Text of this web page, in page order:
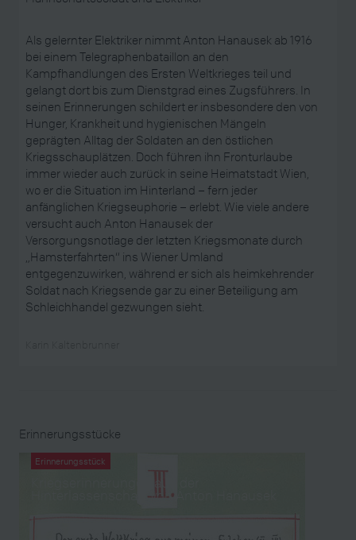
Als gelernter Elektriker nimmt Anton Hanausek ab 1916
bei einem Telegraphenbataillon an den
Kampfhandlungen des Ersten Weltkrieges teil und
gelangt dort bis zum Dienstgrad eines Zugsführers. In
seinen Erinnerungen schildert er insbesondere den von
Hunger, Krankheit und hygienischen Mängeln
geprägten Alltag der Soldaten an den östlichen
Kriegsschauplätzen. Doch führen ihn Fronturlaube
immer wieder auch zurück in seine Heimatstadt Wien,
wo er die Situation im Hinterland – fern jeder
anfänglichen Kriegseuphorie – erlebt. Wie viele andere
versucht auch Anton Hanausek der
Versorgungsnotlage der letzten Kriegsmonate durch
„Hamsterfahrten“ ins Wiener Umland
entgegenzuwirken, während er sich als heimkehrender
Soldat nach Kriegsende gar zu einer Beteiligung am
Schleichhandel gezwungen sieht.
Erinnerungsstücke
Erinnerungsstück
Kriegserinnerungen aus der
Hinterlassenschaft von Anton Hanausek